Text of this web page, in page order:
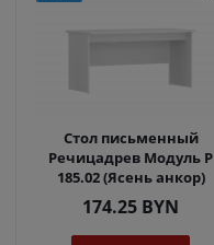
Стол письменный
Речицадрев Модуль Р
185.02 (Ясень анкор)
174.25 BYN